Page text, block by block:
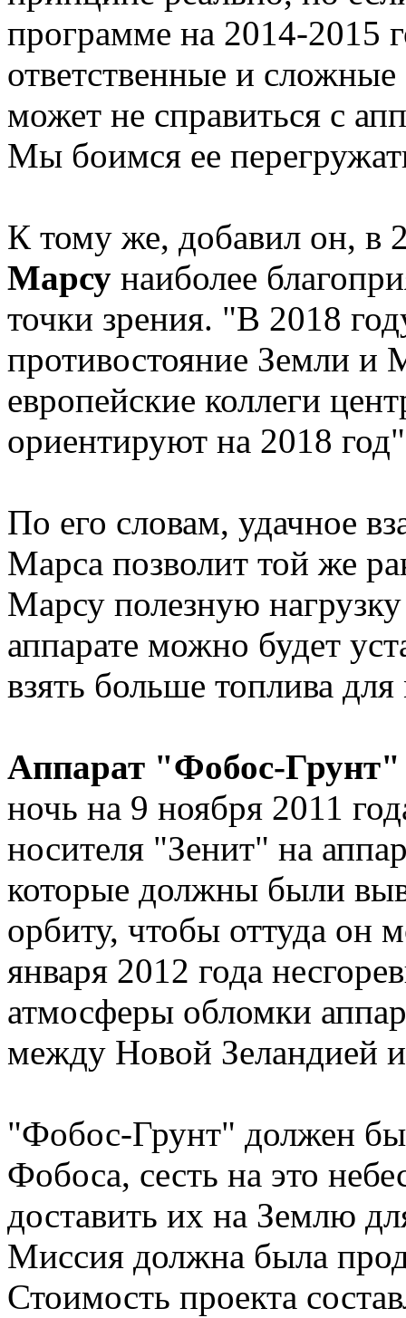
программе на 2014-2015
ответственные и
может не справиться с
Мы боимся ее
К тому же, добавил он, в
Марсу наиболее
точки зрения. "В 2018
противостояние Земли и
европейские коллеги
ориентируют на 2018
По его словам, удачное
Марса позволит той же
Марсу полезную
аппарате можно будет
взять больше топлива
Аппарат "Фобос-Грунт"
ночь на 9 ноября 2011
носителя "Зенит" на
которые должны были
орбиту, чтобы оттуда он
января 2012 года
атмосферы обломки
между Новой
"Фобос-Грунт" должен
Фобоса, сесть на это
доставить их на Землю
Миссия должна была
Стоимость проекта